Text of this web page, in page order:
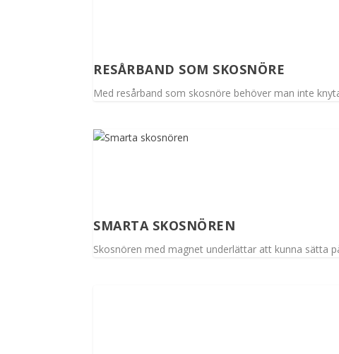
RESÅRBAND SOM SKOSNÖRE
Med resårband som skosnöre behöver man inte
SMARTA SKOSNÖREN
Skosnören med magnet underlättar att kunna sätta